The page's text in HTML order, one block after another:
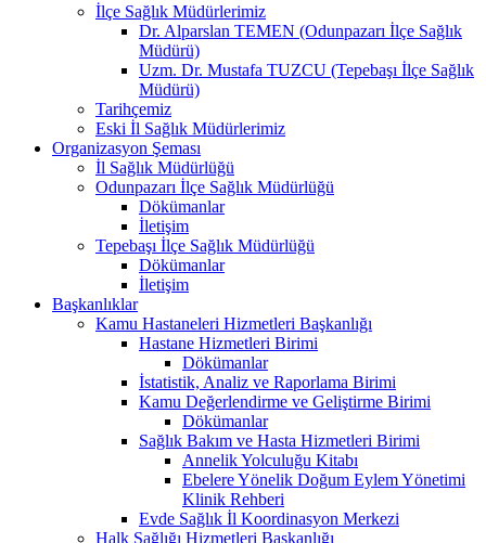
İlçe Sağlık Müdürlerimiz
Dr. Alparslan TEMEN (Odunpazarı İlçe Sağlık
Müdürü)
Uzm. Dr. Mustafa TUZCU (Tepebaşı İlçe Sağlık
Müdürü)
Tarihçemiz
Eski İl Sağlık Müdürlerimiz
Organizasyon Şeması
İl Sağlık Müdürlüğü
Odunpazarı İlçe Sağlık Müdürlüğü
Dökümanlar
İletişim
Tepebaşı İlçe Sağlık Müdürlüğü
Dökümanlar
İletişim
Başkanlıklar
Kamu Hastaneleri Hizmetleri Başkanlığı
Hastane Hizmetleri Birimi
Dökümanlar
İstatistik, Analiz ve Raporlama Birimi
Kamu Değerlendirme ve Geliştirme Birimi
Dökümanlar
Sağlık Bakım ve Hasta Hizmetleri Birimi
Annelik Yolculuğu Kitabı
Ebelere Yönelik Doğum Eylem Yönetimi
Klinik Rehberi
Evde Sağlık İl Koordinasyon Merkezi
Halk Sağlığı Hizmetleri Başkanlığı